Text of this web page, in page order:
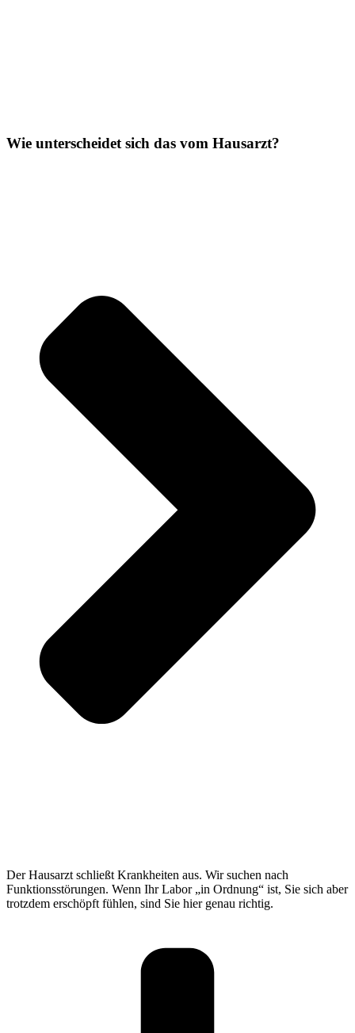
Wie unterscheidet sich das vom Hausarzt?
Der Hausarzt schließt Krankheiten aus. Wir suchen nach
Funktionsstörungen. Wenn Ihr Labor „in Ordnung“ ist, Sie sich aber
trotzdem erschöpft fühlen, sind Sie hier genau richtig.